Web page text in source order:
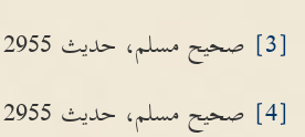
[3]
صحيح مسلم، حديث 2955
[4]
صحيح مسلم، حديث 2955